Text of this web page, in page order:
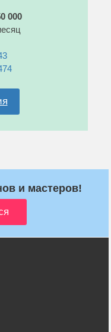
000
и мастеров!